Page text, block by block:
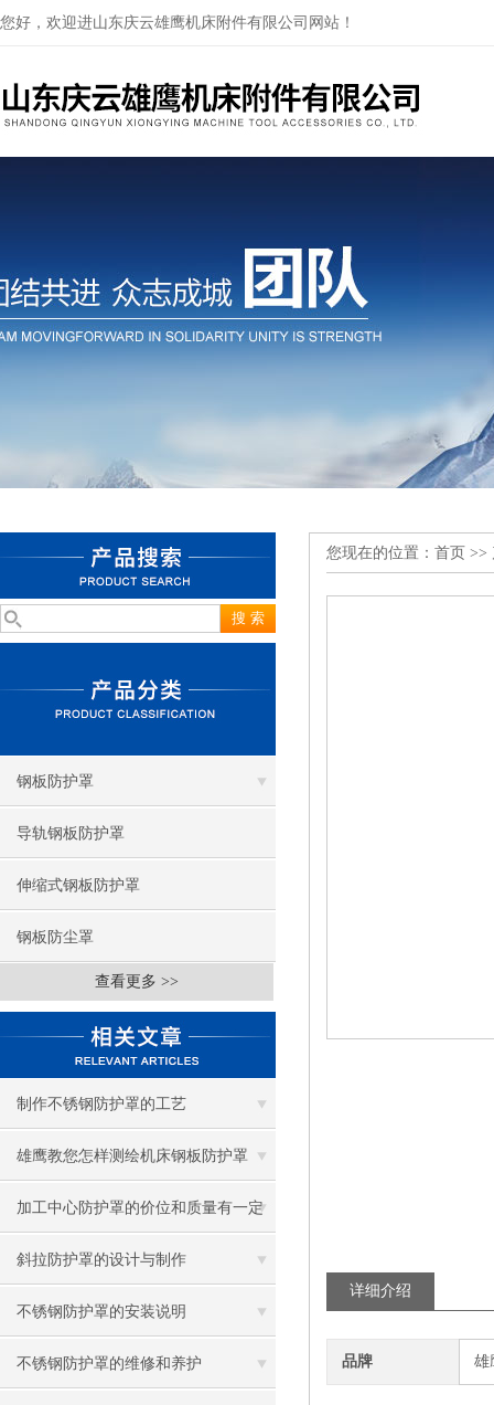
您好，欢迎进山东庆云雄鹰机床附件有限公司网站！
钢板防护罩
导轨钢板防护罩
伸缩式钢板防护罩
钢板防尘罩
查看更多 >>
制作不锈钢防护罩的工艺
雄鹰教您怎样测绘机床钢板防护罩
加工中心防护罩的价位和质量有一定
的关系
斜拉防护罩的设计与制作
不锈钢防护罩的安装说明
不锈钢防护罩的维修和养护
您现在的位置： 首页 >>
详细介绍
品牌 雄